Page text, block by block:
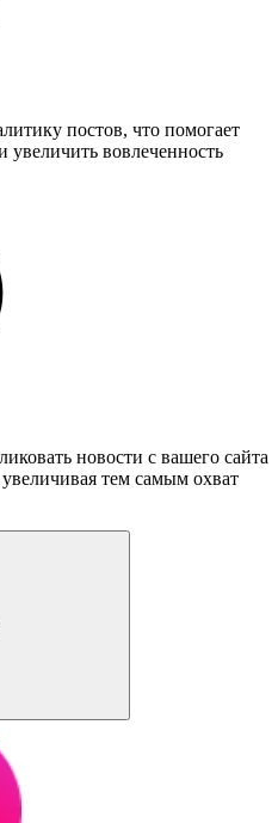
постов, что помогает
увеличить вовлеченность
новости с вашего сайта
тем самым охват